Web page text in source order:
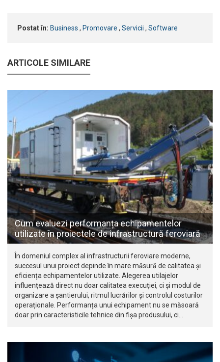
Postat în: Business , Promovare , Servicii , Software
ARTICOLE SIMILARE
Cum evaluezi performanța echipamentelor
utilizate în proiectele de infrastructură feroviară
În domeniul complex al infrastructurii feroviare moderne,
succesul unui proiect depinde în mare măsură de calitatea și
eficiența echipamentelor utilizate. Alegerea utilajelor
influențează direct nu doar calitatea execuției, ci și modul de
organizare a șantierului, ritmul lucrărilor și controlul costurilor
operaționale. Performanța unui echipament nu se măsoară
doar prin caracteristicile tehnice din fișa produsului, ci…